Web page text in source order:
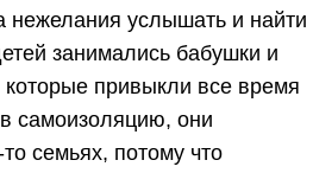
нежелания услышать и найти
занимались бабушки и
привыкли все время
самоизоляцию, они
семьях, потому что